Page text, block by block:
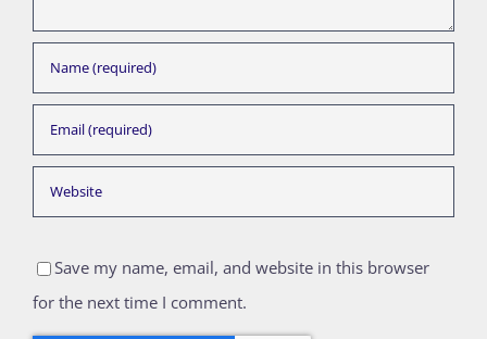
Save my name, email, and website in this browser
for the next time I comment.